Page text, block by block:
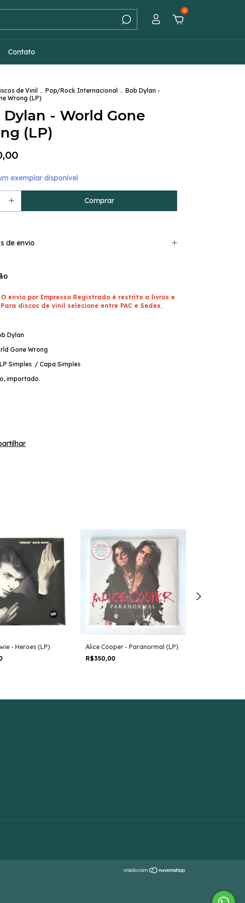
0
Contato
de Vinil . Pop/Rock Internacional . Bob Dylan -
Wrong (LP)
Dylan - World Gone
(LP)
exemplar disponível
de envio
O envio por Impresso Registrado é restrito a livros e
discos de vinil selecione entre PAC e Sedex.
Dylan
Gone Wrong
Simples / Capa Simples
importado.
- Heroes (LP)
Alice Cooper - Paranormal (LP)
R$350,00